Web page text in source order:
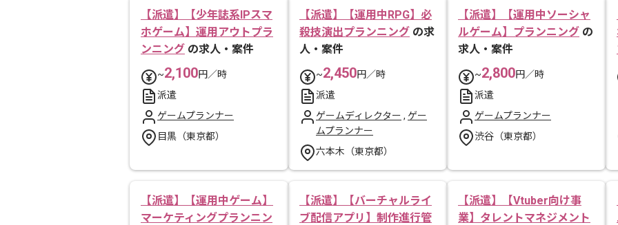
【派遣】【少年誌系IPスマ
ホゲーム】運用アウトプラ
ンニング の求人・案件
~2,100円／時
派遣
ゲームプランナー
目黒（東京都）
【派遣】【運用中RPG】必
殺技演出プランニング の求
人・案件
~2,450円／時
派遣
ゲームディレクター , ゲー
ムプランナー
六本木（東京都）
【派遣】【運用中ソーシャ
ルゲーム】プランニング の
求人・案件
~2,800円／時
派遣
ゲームプランナー
渋谷（東京都）
【派遣】【運用中ゲーム】
マーケティングプランニン
【派遣】【バーチャルライ
ブ配信アプリ】制作進行管
【派遣】【Vtuber向け事
業】タレントマネジメント